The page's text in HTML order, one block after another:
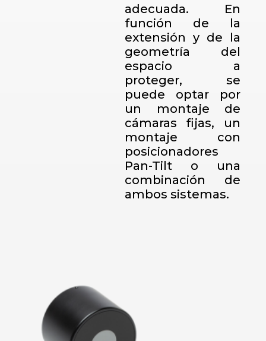
adecuada. En
función de la
extensión y de la
geometría del
espacio a
proteger, se
puede optar por
un montaje de
cámaras fijas, un
montaje con
posicionadores
Pan-Tilt o una
combinación de
ambos sistemas.